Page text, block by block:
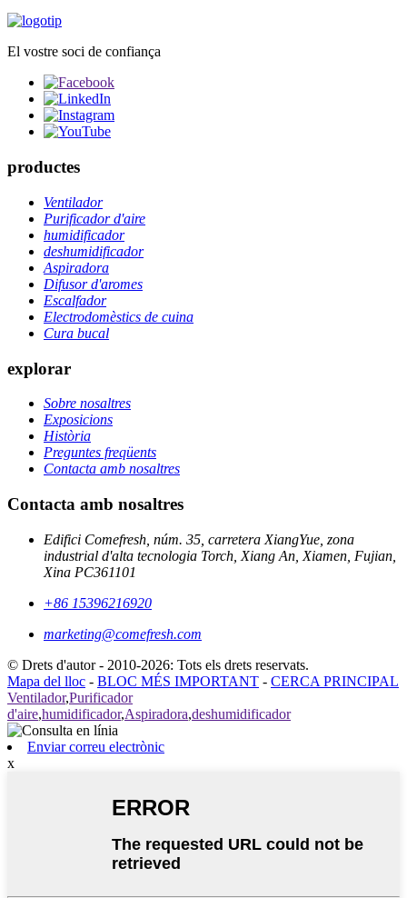
El vostre soci de confiança
productes
Ventilador
Purificador d'aire
humidificador
deshumidificador
Aspiradora
Difusor d'aromes
Escalfador
Electrodomèstics de cuina
Cura bucal
explorar
Sobre nosaltres
Exposicions
Història
Preguntes freqüents
Contacta amb nosaltres
Contacta amb nosaltres
Edifici Comefresh, núm. 35, carretera XiangYue, zona
industrial d'alta tecnologia Torch, Xiang An, Xiamen, Fujian,
Xina PC361101
+86 15396216920
marketing@comefresh.com
© Drets d'autor - 2010-2026: Tots els drets reservats.
Mapa del lloc - BLOC MÉS IMPORTANT - CERCA PRINCIPAL
Ventilador,Purificador
d'aire,humidificador,Aspiradora,deshumidificador
Enviar correu electrònic
x